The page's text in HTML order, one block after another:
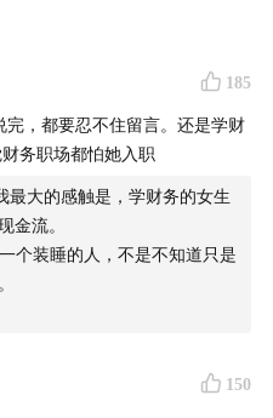
的一笔钱｜小酒馆故事会🍻
选择这样写下｜小酒馆故事
复杂的，是爱与期待｜小
写下答案｜小酒馆故事会
185
完，都要忍不住留言。还是学财
务职场都怕她入职
最大的感触是，学财务的女生
金流。
个装睡的人，不是不知道只是
150